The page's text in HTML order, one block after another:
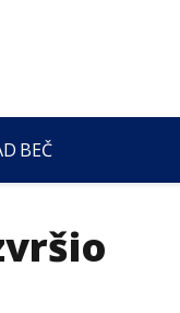
BEČ